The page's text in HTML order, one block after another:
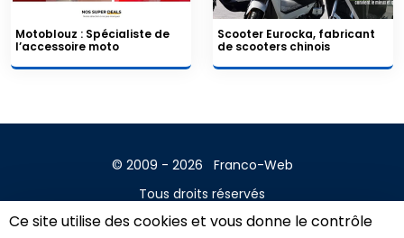
Ce site utilise des cookies et vous donne le contrôle
Motoblouz : Spécialiste de
l’accessoire moto
Scooter Eurocka, fabricant
de scooters chinois
© 2009 - 2026
Franco-Web
Tous droits réservés
Contact